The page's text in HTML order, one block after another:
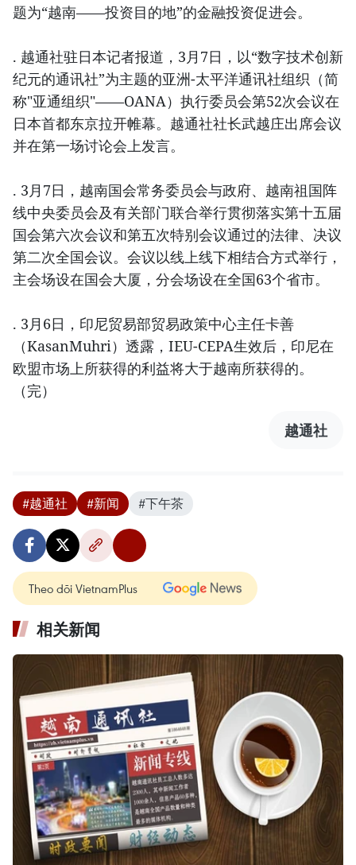
题为“越南——投资目的地”的金融投资促进会。
. 越通社驻日本记者报道，3月7日，以“数字技术创新
纪元的通讯社”为主题的亚洲-太平洋通讯社组织（简
称"亚通组织"——OANA）执行委员会第52次会议在
日本首都东京拉开帷幕。越通社社长武越庄出席会议
并在第一场讨论会上发言。
. 3月7日，越南国会常务委员会与政府、越南祖国阵
线中央委员会及有关部门联合举行贯彻落实第十五届
国会第六次会议和第五次特别会议通过的法律、决议
第二次全国会议。会议以线上线下相结合方式举行，
主会场设在国会大厦，分会场设在全国63个省市。
. 3月6日，印尼贸易部贸易政策中心主任卡善
（KasanMuhri）透露，IEU-CEPA生效后，印尼在
欧盟市场上所获得的利益将大于越南所获得的。
（完）
越通社
#越通社 #新闻 #下午茶
Theo dõi VietnamPlus
相关新闻